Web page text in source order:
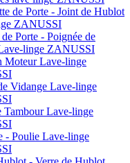
de Porte - Joint de Hublot
ZANUSSI
Porte - Poignée de
linge ZANUSSI
Moteur Lave-linge
Vidange Lave-linge
Tambour Lave-linge
- Poulie Lave-linge